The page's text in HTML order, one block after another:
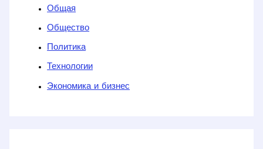
Общая
Общество
Политика
Технологии
Экономика и бизнес